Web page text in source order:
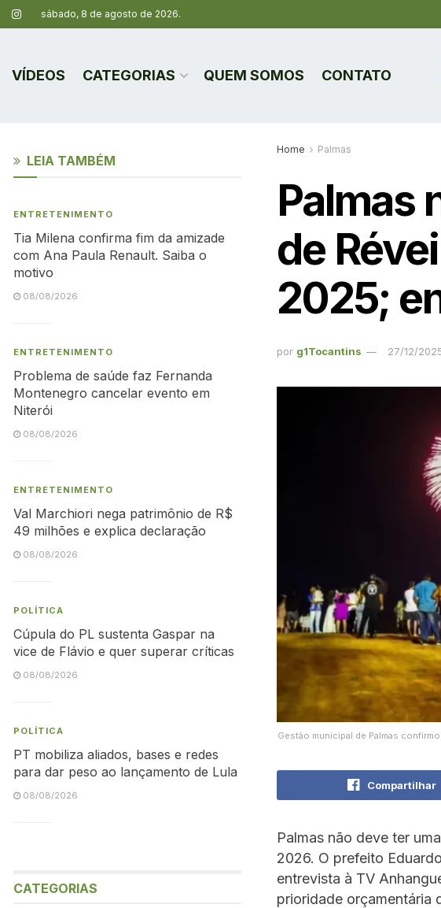
sábado, 8 de agosto de 2026.
VÍDEOS CATEGORIAS QUEM SOMOS CONTATO
Home Palmas
Palmas
de
2025;
por g1Tocantins 27/12/
Gestão municipal de Palmas
Compartilhar
Palmas não deve ter
2026. O prefeito
entrevista à TV
prioridade orçamentária
LEIA TAMBÉM
ENTRETENIMENTO
Tia Milena confirma fim da amizade
com Ana Paula Renault. Saiba o
motivo
08/08/2026
ENTRETENIMENTO
Problema de saúde faz Fernanda
Montenegro cancelar evento em
Niterói
08/08/2026
ENTRETENIMENTO
Val Marchiori nega patrimônio de R$
49 milhões e explica declaração
08/08/2026
POLÍTICA
Cúpula do PL sustenta Gaspar na
vice de Flávio e quer superar críticas
08/08/2026
POLÍTICA
PT mobiliza aliados, bases e redes
para dar peso ao lançamento de Lula
08/08/2026
CATEGORIAS